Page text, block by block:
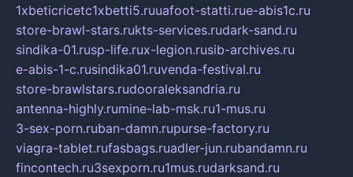
1xbeticricetc1xbetti5.ruuafoot-statti.rue-abis1c.ru
store-brawl-stars.rukts-services.rudark-sand.ru
sindika-01.rusp-life.rux-legion.rusib-archives.ru
e-abis-1-c.rusindika01.ruvenda-festival.ru
store-brawlstars.rudooraleksandria.ru
antenna-highly.rumine-lab-msk.ru1-mus.ru
3-sex-porn.ruban-damn.rupurse-factory.ru
viagra-tablet.rufasbags.ruadler-jun.rubandamn.ru
fincontech.ru3sexporn.ru1mus.rudarksand.ru